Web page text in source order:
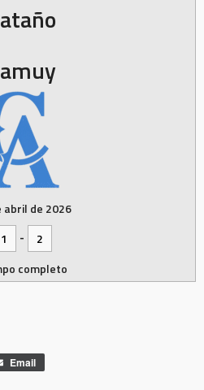
abril de 2026
1
-
2
completo
Email